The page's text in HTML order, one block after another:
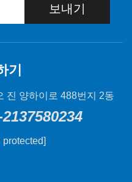
보내기
기
진 양하이로 488번지 2동
protected]